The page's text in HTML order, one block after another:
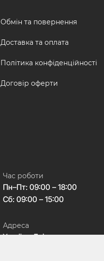
Обмін та повернення
Доставка та оплата
Політика конфіденційності
Договір оферти
Час роботи
Пн–Пт: 09:00 – 18:00
Сб: 09:00 – 15:00
Адреса
Україна, Дніпро,